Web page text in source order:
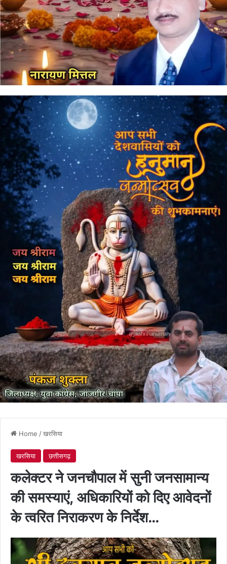
Home /खरसिया
खरसिया छत्तीसगढ़
कलेक्टर ने जनचौपाल में सुनी जनसामान्य
की समस्याएं, अधिकारियों को दिए आवेदनों
के त्वरित निराकरण के निर्देश…